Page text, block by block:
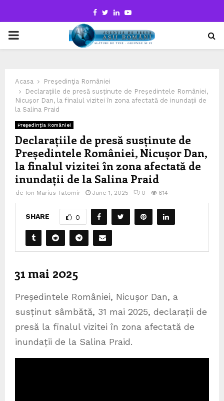
Facebook
TwitterLinkedinYoutube
PRIMARY
Acasa
Preşedinţia României
Declarațiile de presă susținute de Președintele României,
Nicușor Dan, la finalul vizitei în zona afectată de inundații de
la Salina Praid
Preşedinţia României
Declarațiile de presă susținute de
Președintele României, Nicușor Dan,
la finalul vizitei în zona afectată de
inundații de la Salina Praid
de Ion Marius Tatomir June 1, 2025 0 814
SHARE 0
31 mai 2025
Președintele României, Nicușor Dan, a
susținut sâmbătă, 31 mai 2025, declarații de
presă la finalul vizitei în zona afectată de
inundații de la Salina Praid.